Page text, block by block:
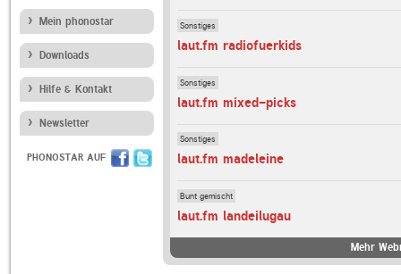
Mein phonostar
Downloads
Hilfe & Kontakt
Newsletter
PHONOSTAR AUF
Sonstiges
laut.fm radiofuerkids
Sonstiges
laut.fm mixed-picks
Sonstiges
laut.fm madeleine
Bunt gemischt
laut.fm landeilugau
Mehr